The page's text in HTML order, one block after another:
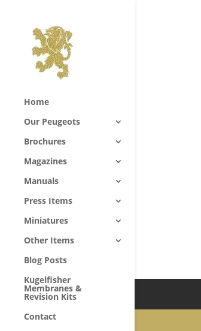
Home
Our Peugeots
Brochures
Magazines
Manuals
Press Items
Miniatures
Other Items
Blog Posts
Kugelfisher
Membranes &
Revision Kits
Contact